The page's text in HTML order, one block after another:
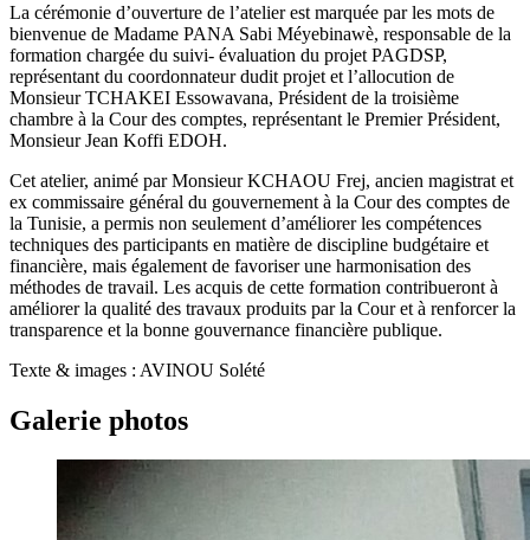
La cérémonie d’ouverture de l’atelier est marquée par les mots de
bienvenue de Madame PANA Sabi Méyebinawè, responsable de la
formation chargée du suivi- évaluation du projet PAGDSP,
représentant du coordonnateur dudit projet et l’allocution de
Monsieur TCHAKEI Essowavana, Président de la troisième
chambre à la Cour des comptes, représentant le Premier Président,
Monsieur Jean Koffi EDOH.
Cet atelier, animé par Monsieur KCHAOU Frej, ancien magistrat et
ex commissaire général du gouvernement à la Cour des comptes de
la Tunisie, a permis non seulement d’améliorer les compétences
techniques des participants en matière de discipline budgétaire et
financière, mais également de favoriser une harmonisation des
méthodes de travail. Les acquis de cette formation contribueront à
améliorer la qualité des travaux produits par la Cour et à renforcer la
transparence et la bonne gouvernance financière publique.
Texte & images : AVINOU Solété
Galerie photos